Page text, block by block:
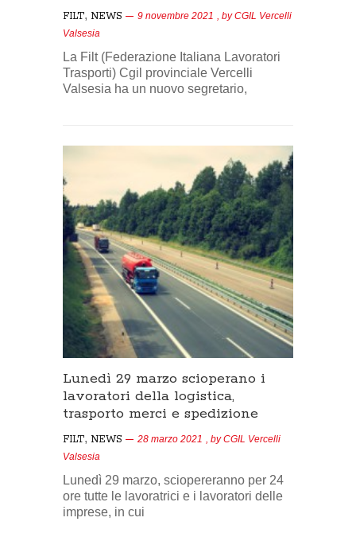
FILT, NEWS 9 novembre 2021 , byCGIL Vercelli
Valsesia
La Filt (Federazione Italiana Lavoratori
Trasporti) Cgil provinciale Vercelli
Valsesia ha un nuovo segretario,
Lunedì 29 marzo scioperano i
lavoratori della logistica,
trasporto merci e spedizione
FILT, NEWS 28 marzo 2021 , byCGIL Vercelli
Valsesia
Lunedì 29 marzo, sciopereranno per 24
ore tutte le lavoratrici e i lavoratori delle
imprese, in cui